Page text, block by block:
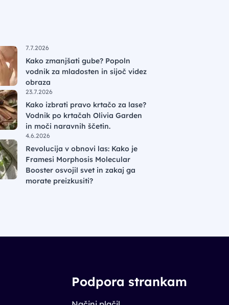
7.7.2026
Kako zmanjšati gube? Popoln
vodnik za mladosten in sijoč videz
obraza
23.7.2026
Kako izbrati pravo krtačo za lase?
Vodnik po krtačah Olivia Garden
in moči naravnih ščetin.
4.6.2026
Revolucija v obnovi las: Kako je
Framesi Morphosis Molecular
Booster osvojil svet in zakaj ga
morate preizkusiti?
Podpora strankam